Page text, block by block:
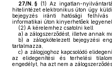
27/N. § (1) Az ingatlan-
hitelintézet elektronikus úton úgy
bejegyzés iránti hatósági felhívás
informatikai úton kinyerhetőek
(2) A kérelemhez csatolni kell
a) a zálogszerződést, illetve annak
b) a zálogkötelezett bejegyzési
tartalmazza,
c) a zálogjoghoz kapcsolódó
az elidegenítési és terhelési
engedélyt, ha azt nem a